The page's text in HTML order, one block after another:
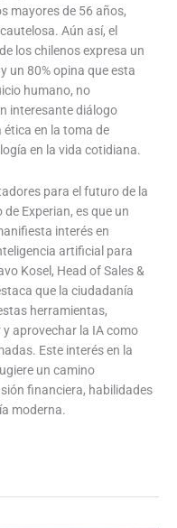
mayores de 56 años,
Aún así, el
los chilenos expresa un
un 80% opina que esta
humano, no
interesante diálogo
en la toma de
en la vida cotidiana.
para el futuro de la
Experian, es que un
interés en
artificial para
Kosel, Head of Sales &
que la ciudadanía
herramientas,
aprovechar la IA como
Este interés en la
un camino
financiera, habilidades
moderna.